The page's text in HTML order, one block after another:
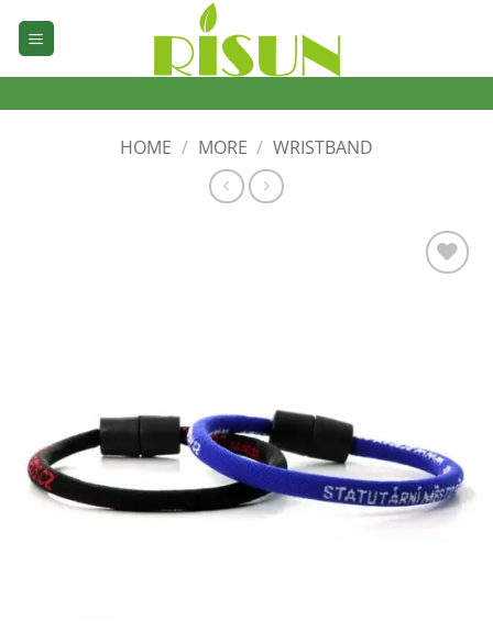
HOME / MORE / WRISTBAND